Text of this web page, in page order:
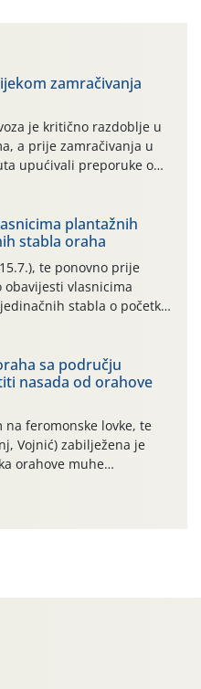
zamračivanja
je kritično razdoblje u
a prije zamračivanja u
upućivali preporuke o
od najčešćih
fagnih grinja (23.7., 14.7.,
je zabilježeno je
razdoblje, uz
plantažnih
stabla oraha
te ponovno prije
obavijesti vlasnicima
stabla o početku
suzbijanja
Već dvanaest dana
udar”, koji naročito
05.8.), jer najviše
[…]
sa području
nasada od orahove
feromonske lovke, te
Vojnić) zabilježena je
orahove muhe
može se objasniti
nasadima s vrlo malim